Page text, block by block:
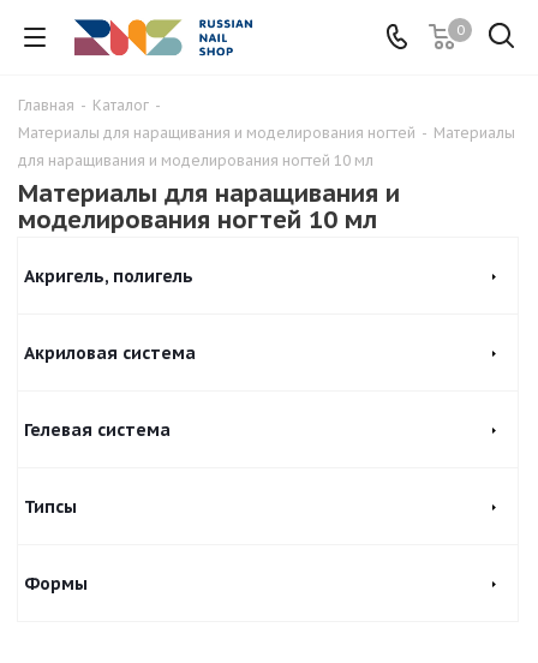
0
Главная - Каталог -
Материалы для наращивания и моделирования ногтей - Материалы
для наращивания и моделирования ногтей 10 мл
Материалы для наращивания и
моделирования ногтей 10 мл
Акригель, полигель
Акриловая система
Гелевая система
Типсы
Формы